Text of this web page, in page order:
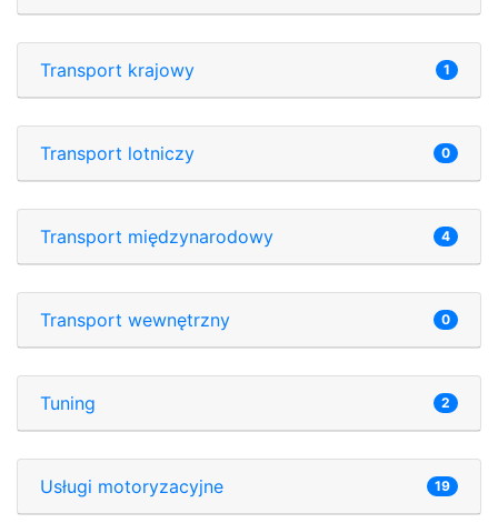
Transport krajowy 1
Transport lotniczy 0
Transport międzynarodowy 4
Transport wewnętrzny 0
Tuning 2
Usługi motoryzacyjne 19